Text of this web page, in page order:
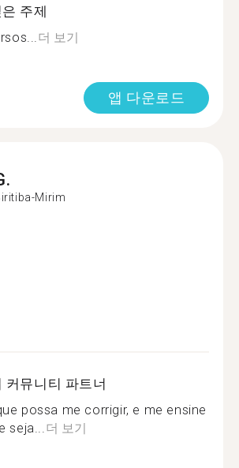
주제
더 보기
앱 다운로드
Mirim
커뮤니티 파트너
possa me corrigir, e me ensine
seja...더 보기